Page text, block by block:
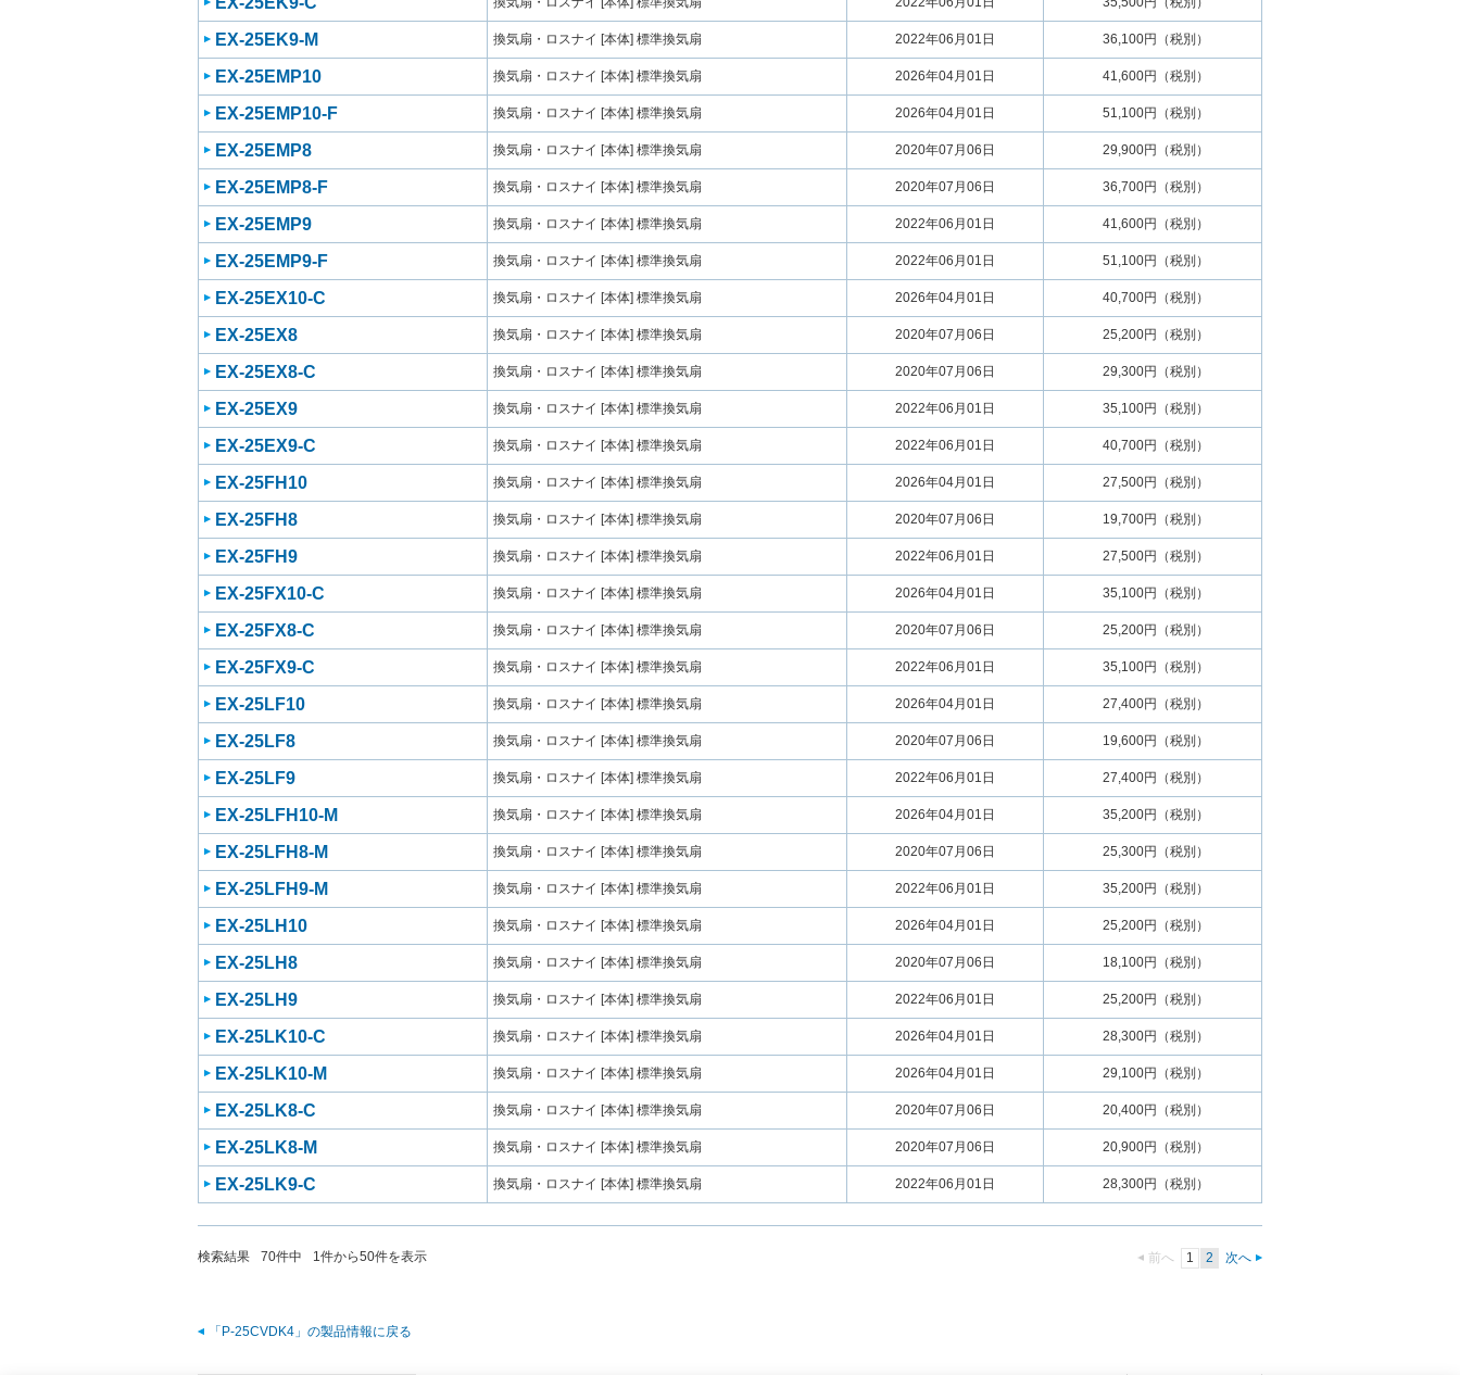
EX-25EK9-M 換気扇・ロスナイ [本体] 標準換気扇 2022年06月01日 36,100円（税別）
EX-25EMP10 換気扇・ロスナイ [本体] 標準換気扇 2026年04月01日 41,600円（税別）
EX-25EMP10-F 換気扇・ロスナイ [本体] 標準換気扇 2026年04月01日 51,100円（税別）
EX-25EMP8 換気扇・ロスナイ [本体] 標準換気扇 2020年07月06日 29,900円（税別）
EX-25EMP8-F 換気扇・ロスナイ [本体] 標準換気扇 2020年07月06日 36,700円（税別）
EX-25EMP9 換気扇・ロスナイ [本体] 標準換気扇 2022年06月01日 41,600円（税別）
EX-25EMP9-F 換気扇・ロスナイ [本体] 標準換気扇 2022年06月01日 51,100円（税別）
EX-25EX10-C 換気扇・ロスナイ [本体] 標準換気扇 2026年04月01日 40,700円（税別）
EX-25EX8 換気扇・ロスナイ [本体] 標準換気扇 2020年07月06日 25,200円（税別）
EX-25EX8-C 換気扇・ロスナイ [本体] 標準換気扇 2020年07月06日 29,300円（税別）
EX-25EX9 換気扇・ロスナイ [本体] 標準換気扇 2022年06月01日 35,100円（税別）
EX-25EX9-C 換気扇・ロスナイ [本体] 標準換気扇 2022年06月01日 40,700円（税別）
EX-25FH10 換気扇・ロスナイ [本体] 標準換気扇 2026年04月01日 27,500円（税別）
EX-25FH8 換気扇・ロスナイ [本体] 標準換気扇 2020年07月06日 19,700円（税別）
EX-25FH9 換気扇・ロスナイ [本体] 標準換気扇 2022年06月01日 27,500円（税別）
EX-25FX10-C 換気扇・ロスナイ [本体] 標準換気扇 2026年04月01日 35,100円（税別）
EX-25FX8-C 換気扇・ロスナイ [本体] 標準換気扇 2020年07月06日 25,200円（税別）
EX-25FX9-C 換気扇・ロスナイ [本体] 標準換気扇 2022年06月01日 35,100円（税別）
EX-25LF10 換気扇・ロスナイ [本体] 標準換気扇 2026年04月01日 27,400円（税別）
EX-25LF8 換気扇・ロスナイ [本体] 標準換気扇 2020年07月06日 19,600円（税別）
EX-25LF9 換気扇・ロスナイ [本体] 標準換気扇 2022年06月01日 27,400円（税別）
EX-25LFH10-M 換気扇・ロスナイ [本体] 標準換気扇 2026年04月01日 35,200円（税別）
EX-25LFH8-M 換気扇・ロスナイ [本体] 標準換気扇 2020年07月06日 25,300円（税別）
EX-25LFH9-M 換気扇・ロスナイ [本体] 標準換気扇 2022年06月01日 35,200円（税別）
EX-25LH10 換気扇・ロスナイ [本体] 標準換気扇 2026年04月01日 25,200円（税別）
EX-25LH8 換気扇・ロスナイ [本体] 標準換気扇 2020年07月06日 18,100円（税別）
EX-25LH9 換気扇・ロスナイ [本体] 標準換気扇 2022年06月01日 25,200円（税別）
EX-25LK10-C 換気扇・ロスナイ [本体] 標準換気扇 2026年04月01日 28,300円（税別）
EX-25LK10-M 換気扇・ロスナイ [本体] 標準換気扇 2026年04月01日 29,100円（税別）
EX-25LK8-C 換気扇・ロスナイ [本体] 標準換気扇 2020年07月06日 20,400円（税別）
EX-25LK8-M 換気扇・ロスナイ [本体] 標準換気扇 2020年07月06日 20,900円（税別）
EX-25LK9-C 換気扇・ロスナイ [本体] 標準換気扇 2022年06月01日 28,300円（税別）
検索結果 70件中 1件から50件を表示 前へ 1 2 次へ
「P-25CVDK4」の製品情報に戻る